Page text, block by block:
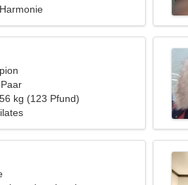
kg (123 Pfund)